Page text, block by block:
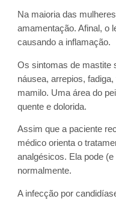
Na maioria das
amamentação. Afinal, o
causando a inflamação.
Os sintomas de mastite
náusea, arrepios,
mamilo. Uma área do
quente e dolorida.
Assim que a paciente
médico orienta o
analgésicos. Ela pode
normalmente.
A infecção por